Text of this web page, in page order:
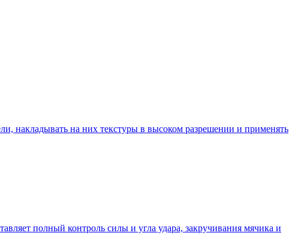
накладывать на них текстуры в высоком разрешении и применять
полный контроль силы и угла удара, закручивания мячика и